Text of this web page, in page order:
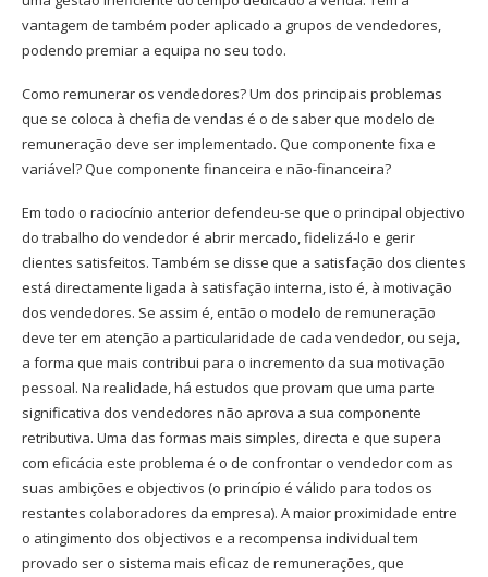
vantagem de também poder aplicado a grupos de vendedores,
podendo premiar a equipa no seu todo.
Como remunerar os vendedores? Um dos principais problemas
que se coloca à chefia de vendas é o de saber que modelo de
remuneração deve ser implementado. Que componente fixa e
variável? Que componente financeira e não-financeira?
Em todo o raciocínio anterior defendeu-se que o principal objectivo
do trabalho do vendedor é abrir mercado, fidelizá-lo e gerir
clientes satisfeitos. Também se disse que a satisfação dos clientes
está directamente ligada à satisfação interna, isto é, à motivação
dos vendedores. Se assim é, então o modelo de remuneração
deve ter em atenção a particularidade de cada vendedor, ou seja,
a forma que mais contribui para o incremento da sua motivação
pessoal. Na realidade, há estudos que provam que uma parte
significativa dos vendedores não aprova a sua componente
retributiva. Uma das formas mais simples, directa e que supera
com eficácia este problema é o de confrontar o vendedor com as
suas ambições e objectivos (o princípio é válido para todos os
restantes colaboradores da empresa). A maior proximidade entre
o atingimento dos objectivos e a recompensa individual tem
provado ser o sistema mais eficaz de remunerações, que